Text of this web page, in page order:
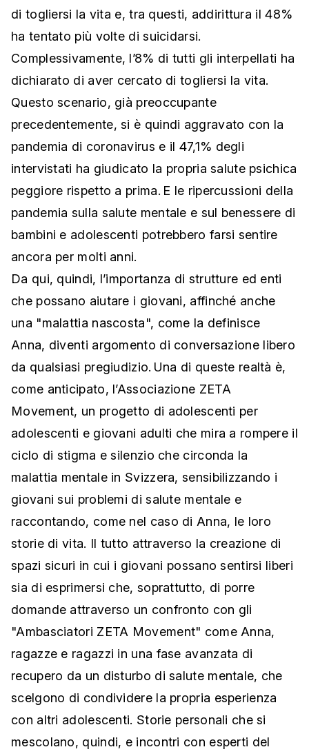
di togliersi la vita e, tra questi, addirittura il 48%
ha tentato più volte di suicidarsi.
Complessivamente, l’8% di tutti gli interpellati ha
dichiarato di aver cercato di togliersi la vita.
Questo scenario, già preoccupante
precedentemente, si è quindi aggravato con la
pandemia di coronavirus e il 47,1% degli
intervistati ha giudicato la propria salute psichica
peggiore rispetto a prima. E le ripercussioni della
pandemia sulla salute mentale e sul benessere di
bambini e adolescenti potrebbero farsi sentire
ancora per molti anni.
Da qui, quindi, l’importanza di strutture ed enti
che possano aiutare i giovani, affinché anche
una "malattia nascosta", come la definisce
Anna, diventi argomento di conversazione libero
da qualsiasi pregiudizio. Una di queste realtà è,
come anticipato, l’Associazione ZETA
Movement, un progetto di adolescenti per
adolescenti e giovani adulti che mira a rompere il
ciclo di stigma e silenzio che circonda la
malattia mentale in Svizzera, sensibilizzando i
giovani sui problemi di salute mentale e
raccontando, come nel caso di Anna, le loro
storie di vita. Il tutto attraverso la creazione di
spazi sicuri in cui i giovani possano sentirsi liberi
sia di esprimersi che, soprattutto, di porre
domande attraverso un confronto con gli
"Ambasciatori ZETA Movement" come Anna,
ragazze e ragazzi in una fase avanzata di
recupero da un disturbo di salute mentale, che
scelgono di condividere la propria esperienza
con altri adolescenti. Storie personali che si
mescolano, quindi, e incontri con esperti del